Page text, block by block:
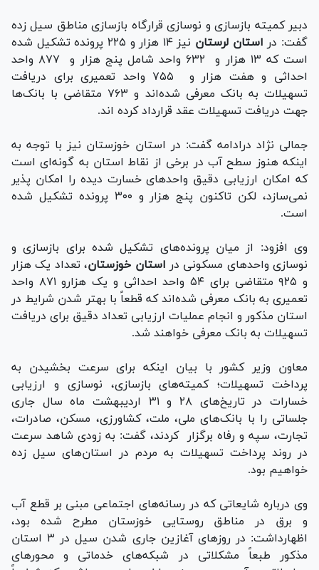
دبیر کمیته بازسازی و نوسازی قرارگاه بازسازی مناطق سیل زده
گفت: در استان لرستان
نیز ۱۴ هزار و ۲۲۵ پرونده تشکیل شده
است که ۱۳ هزار و ۶۳۲ واحد شامل پنج هزار و ۸۷۷ واحد
احداثی و هفت هزار و ۷۵۵ واحد تعمیری برای دریافت
تسهیلات به بانک معرفی شده‌اند و ۷۶۳ متقاضی با بانک‌ها
جهت دریافت تسهیلات عقد قرارداد کرده اند.
جمالی نژاد درادامه گفت: در استان خوزستان نیز با توجه به
اینکه هنوز سطح آب در برخی از نقاط استان به گونه‌ای است
که امکان ارزیابی دقیق واحد‌های خسارت دیده را امکان پذیر
نمی‌سازد، لکن تاکنون پنج هزار و ۳۰۰ پرونده تشکیل شده
است.
وی افزود: از میان پرونده‌های تشکیل شده برای بازسازی و
نوسازی واحدهای مسکونی در استان خوزستان، تعداد یک هزار
و ۹۲۵ متقاضی برای ۵۴ واحد احداثی و یک هزارو ۸۷۱ واحد
تعمیری به بانک معرفی شده‌اند که قطعاً با بهتر شدن شرایط در
استان مذکور و انجام عملیات ارزیابی تعداد دقیق برای دریافت
تسهیلات به بانک معرفی خواهند شد.
معاون وزیر کشور با بیان اینکه برای سرعت بخشیدن به
پرداخت تسهیلات؛ کمیته‌های بازسازی، نوسازی و ارزیابی
خسارات در تاریخ‌های ۲۸ و ۳۱ اردیبهشت ماه سال جاری
جلساتی را با بانک‌های ملی، ملت، کشاورزی، مسکن، صادرات،
تجارت، سپه و رفاه برگزار کردند، گفت: به زودی شاهد سرعت
در روند پرداخت تسهیلات به مردم در استان‌های سیل زده
خواهیم بود.
وی درباره شایعاتی که در رسانه‌های اجتماعی مبنی بر قطع آب
و برق در مناطق روستایی خوزستان مطرح شده بود،
اظهارداشت: در روز‌های آغازین جاری شدن سیل در ۳ استان
مذکور طبعاً مشکلاتی در شبکه‌های خدماتی و محور‌های